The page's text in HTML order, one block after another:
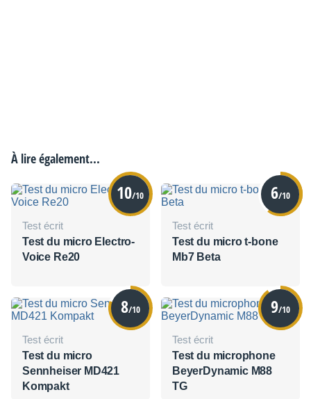
À lire également...
10/10
Test écrit
Test du micro Electro-
Voice Re20
6/10
Test écrit
Test du micro t-bone
Mb7 Beta
8/10
Test écrit
Test du micro
Sennheiser MD421
Kompakt
9/10
Test écrit
Test du microphone
BeyerDynamic M88
TG